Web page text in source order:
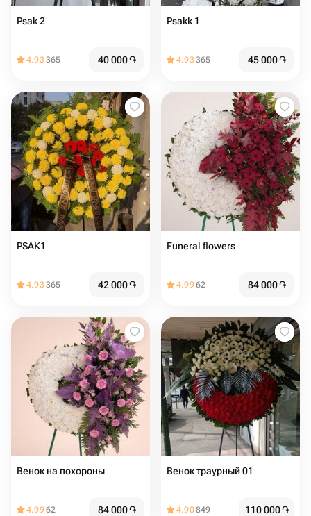
Psak 2
4.93365 40 000֏
Psakk 1
4.93365 45 000֏
PSAK1
4.93365 42 000֏
Funeral flowers
4.9962 84 000֏
Венок на похороны
4.9962 84 000֏
Венок траурный 01
4.90849 110 000֏